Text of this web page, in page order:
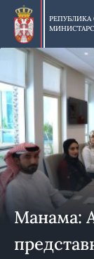
Прескочи
главни
део
садржаја
РЕПУБЛИКА
Mанама: